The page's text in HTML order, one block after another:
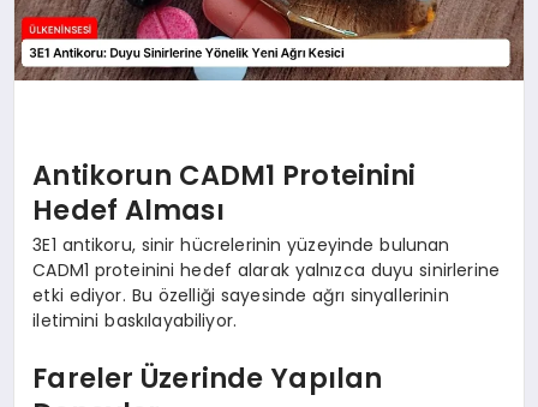
MALATYA HABERLERI
Antikorun CADM1 Proteinini
Hedef Alması
3E1 antikoru, sinir hücrelerinin yüzeyinde bulunan
CADM1 proteinini hedef alarak yalnızca duyu sinirlerine
etki ediyor. Bu özelliği sayesinde ağrı sinyallerinin
iletimini baskılayabiliyor.
Fareler Üzerinde Yapılan